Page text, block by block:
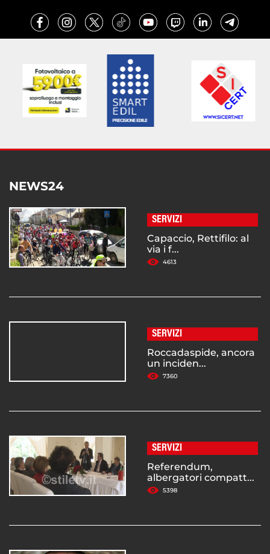
NEWS24
SERVIZI
Capaccio, Rettifilo: al
via i f...
4613
SERVIZI
Roccadaspide, ancora
un inciden...
7360
SERVIZI
Referendum,
albergatori compatt...
5398